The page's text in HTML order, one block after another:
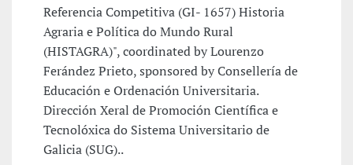
Referencia Competitiva (GI- 1657) Historia
Agraria e Política do Mundo Rural
(HISTAGRA)", coordinated by Lourenzo
Ferández Prieto, sponsored by Consellería de
Educación e Ordenación Universitaria.
Dirección Xeral de Promoción Científica e
Tecnolóxica do Sistema Universitario de
Galicia (SUG)..